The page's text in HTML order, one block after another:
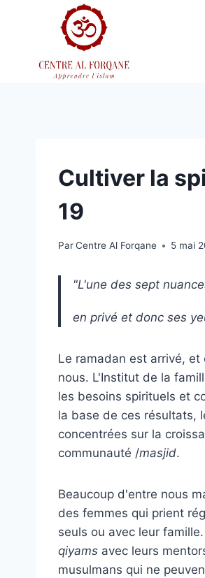
Cultiver la
19
ParCentre Al Forqane 5 mai
"L'une des sept
en privé et donc ses
Le ramadan est arrivé,
nous. L'Institut de la
les besoins spirituels et
la base de ces résultats,
concentrées sur la
communauté /masjid.
Beaucoup d'entre nous
des femmes qui prient
seuls ou avec leur
qiyams avec leurs
musulmans qui ne